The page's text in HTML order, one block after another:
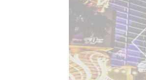
音楽
テクノロジー・ガジェット
ゲー
書籍・
ソーシ